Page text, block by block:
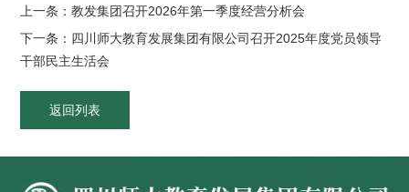
上一条：教发集团召开2026年第一季度经营分析会
下一条：四川师大教育发展集团有限公司召开2025年度党员领导
干部民主生活会
返回列表